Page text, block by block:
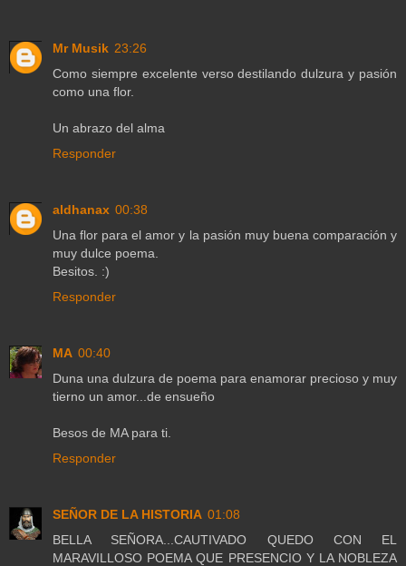
Mr Musik 23:26
Como siempre excelente verso destilando dulzura y pasión
como una flor.
Un abrazo del alma
Responder
aldhanax 00:38
Una flor para el amor y la pasión muy buena comparación y
muy dulce poema.
Besitos. :)
Responder
MA 00:40
Duna una dulzura de poema para enamorar precioso y muy
tierno un amor...de ensueño
Besos de MA para ti.
Responder
SEÑOR DE LA HISTORIA 01:08
BELLA SEÑORA...CAUTIVADO QUEDO CON EL
MARAVILLOSO POEMA QUE PRESENCIO Y LA NOBLEZA